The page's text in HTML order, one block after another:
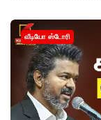
வீடியோ ஸ்டோரி